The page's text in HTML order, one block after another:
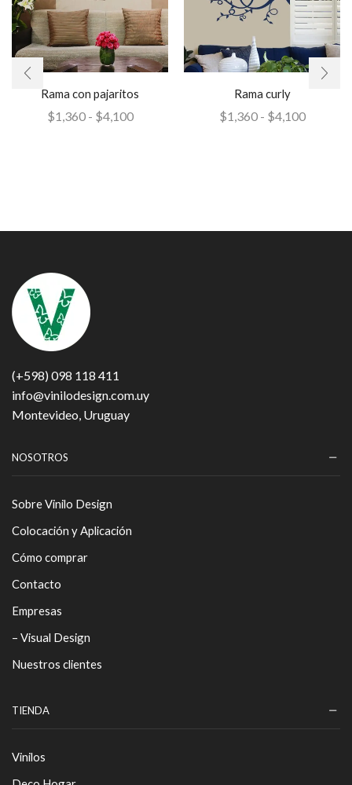
Rama con pajaritos
$1,360 - $4,100
Rama curly
$1,360 - $4,100
(+598) 098 118 411
info@vinilodesign.com.uy
Montevideo, Uruguay
NOSOTROS
Sobre Vinilo Design
Colocación y Aplicación
Cómo comprar
Contacto
Empresas
– Visual Design
Nuestros clientes
TIENDA
Vinilos